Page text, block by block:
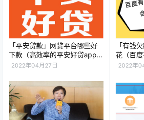
「平安贷款」网贷平台哪些好
下款（高效率的平安好贷app推
荐）
2022年04月27日
「有钱
花（百
款有什
2022年